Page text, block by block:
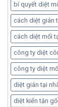
bí quyết diệt
cách diệt gián
cách diệt mối
công ty diệt
công ty diệt
diệt gián tại
diệt kiến tận